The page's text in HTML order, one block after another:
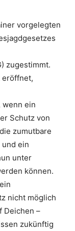
vorgelegten
zugestimmt.
eröffnet,
wenn ein
Schutz von
zumutbare
ein
unter
können.
nicht möglich
Deichen –
zukünftig